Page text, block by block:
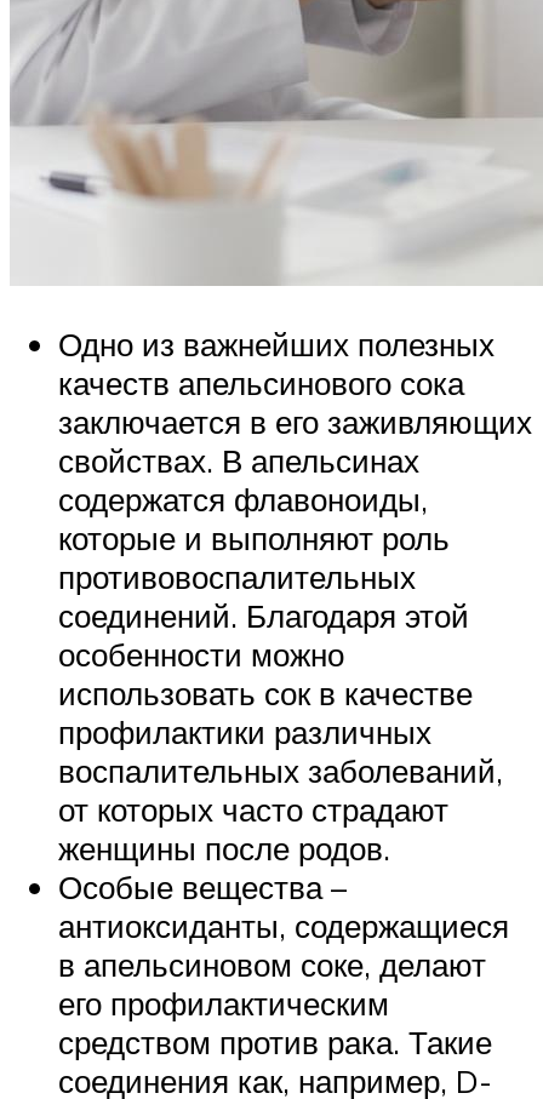
Одно из важнейших полезных
качеств апельсинового сока
заключается в его заживляющих
свойствах. В апельсинах
содержатся флавоноиды,
которые и выполняют роль
противовоспалительных
соединений. Благодаря этой
особенности можно
использовать сок в качестве
профилактики различных
воспалительных заболеваний,
от которых часто страдают
женщины после родов.
Особые вещества –
антиоксиданты, содержащиеся
в апельсиновом соке, делают
его профилактическим
средством против рака. Такие
соединения как, например, D-